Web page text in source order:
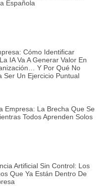
Española
Cómo Identificar
IA Va A Generar Valor En
Y Por Qué No
Ser Un Ejercicio Puntual
Empresa: La Brecha Que Se
Todos Aprenden Solos
Artificial Sin Control: Los
Que Ya Están Dentro De